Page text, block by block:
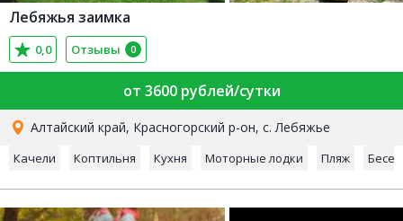
Лебяжья заимка
0,0 Отзывы 0
от 3600 рублей/сутки
Алтайский край, Красногорский р-он, с. Лебяжье
Качели Коптильня Кухня Моторные лодки Пляж